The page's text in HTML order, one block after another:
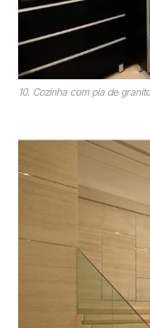
10. Cozinha com pia de